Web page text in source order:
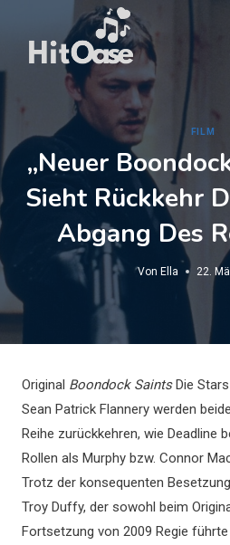
springen
FILM
„Neuer
Sieht Rückkehr
Abgang Des
Von Ella 22.
Original Boondock SaintsDie
Sean Patrick Flannery werden
Reihe zurückkehren, wie Deadline
Rollen als Murphy bzw. Connor
Trotz der konsequenten
Troy Duffy, der sowohl beim
Fortsetzung von 2009 Regie führte